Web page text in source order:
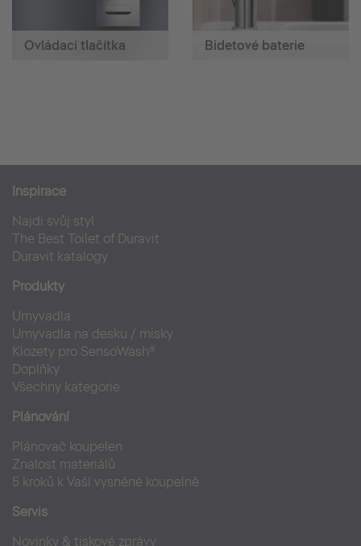
Ovládací tlačítka Bidetové baterie
Inspirace
Najdi svůj styl
The Best Toilet of Duravit
Duravit katalogy
Produkty
Umyvadla
Umyvadla na desku / misky
Klozety pro SensoWash®
Doplňky
Všechny kategorie
Plánování
Plánovač koupelen
Znalost materiálů
5 kroků k Vaší vysněné koupelně
Servis
Novinky & tiskové zprávy